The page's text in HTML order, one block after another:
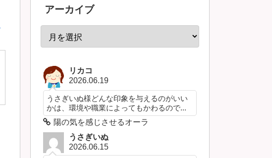
アーカイブ
リカコ
2026.06.19
うさぎいぬ様どんな印象を与えるのがいい
かは、環境や職業によってもかわるので...
陽の気を感じさせるオーラ
うさぎいぬ
2026.06.15